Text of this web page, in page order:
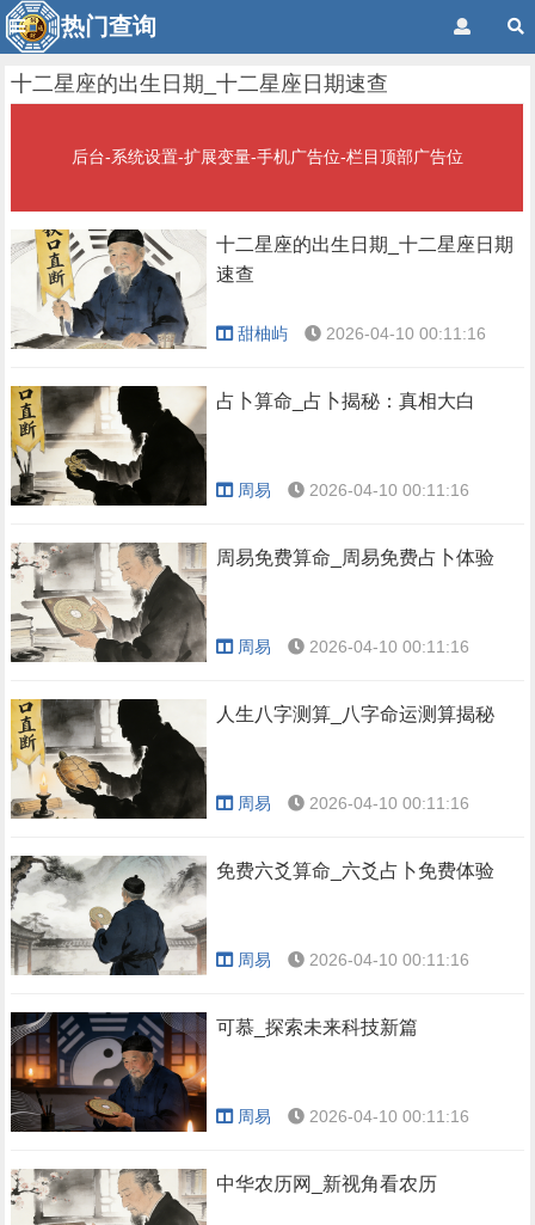
热门查询
十二星座的出生日期_十二星座日期速查
后台-系统设置-扩展变量-手机广告位-栏目顶部广告位
十二星座的出生日期_十二星座日期
速查
甜柚屿 2026-04-10 00:11:16
占卜算命_占卜揭秘：真相大白
周易 2026-04-10 00:11:16
周易免费算命_周易免费占卜体验
周易 2026-04-10 00:11:16
人生八字测算_八字命运测算揭秘
周易 2026-04-10 00:11:16
免费六爻算命_六爻占卜免费体验
周易 2026-04-10 00:11:16
可慕_探索未来科技新篇
周易 2026-04-10 00:11:16
中华农历网_新视角看农历